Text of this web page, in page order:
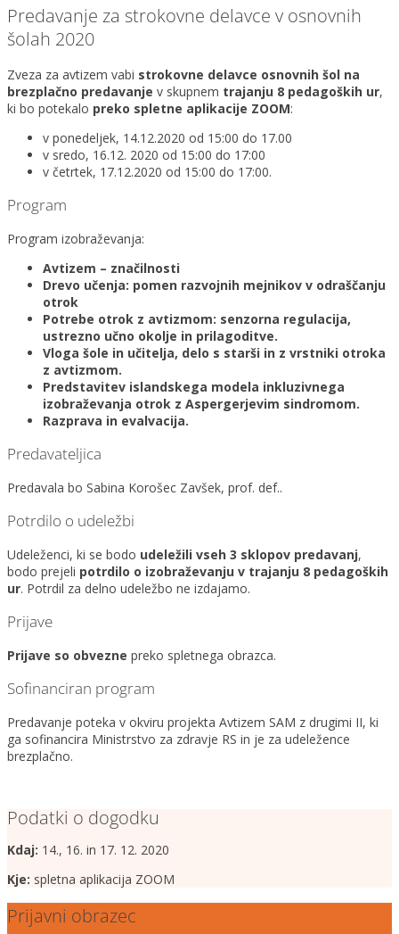
Predavanje za strokovne delavce v osnovnih
šolah 2020
Zveza za avtizem vabi strokovne delavce osnovnih šol na
brezplačno predavanje v skupnem trajanju 8 pedagoških ur,
ki bo potekalo preko spletne aplikacije ZOOM:
v ponedeljek, 14.12.2020 od 15:00 do 17.00
v sredo, 16.12. 2020 od 15:00 do 17:00
v četrtek, 17.12.2020 od 15:00 do 17:00.
Program
Program izobraževanja:
Avtizem – značilnosti
Drevo učenja: pomen razvojnih mejnikov v odraščanju
otrok
Potrebe otrok z avtizmom: senzorna regulacija,
ustrezno učno okolje in prilagoditve.
Vloga šole in učitelja, delo s starši in z vrstniki otroka
z avtizmom.
Predstavitev islandskega modela inkluzivnega
izobraževanja otrok z Aspergerjevim sindromom.
Razprava in evalvacija.
Predavateljica
Predavala bo Sabina Korošec Zavšek, prof. def..
Potrdilo o udeležbi
Udeleženci, ki se bodo udeležili vseh 3 sklopov predavanj,
bodo prejeli potrdilo o izobraževanju v trajanju 8 pedagoških
ur. Potrdil za delno udeležbo ne izdajamo.
Prijave
Prijave so obvezne preko spletnega obrazca.
Sofinanciran program
Predavanje poteka v okviru projekta Avtizem SAM z drugimi II, ki
ga sofinancira Ministrstvo za zdravje RS in je za udeležence
brezplačno.
Podatki o dogodku
Kdaj: 14., 16. in 17. 12. 2020
Kje: spletna aplikacija ZOOM
Prijavni obrazec